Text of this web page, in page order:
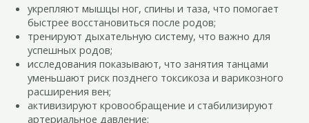
укрепляют мышцы ног, спины и таза, что помогает
быстрее восстановиться после родов;
тренируют дыхательную систему, что важно для
успешных родов;
исследования показывают, что занятия танцами
уменьшают риск позднего токсикоза и варикозного
расширения вен;
активизируют кровообращение и стабилизируют
артериальное давление;